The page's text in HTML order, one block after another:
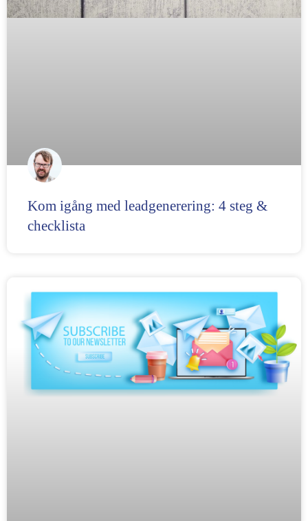
Kom igång med leadgenerering: 4 steg &
checklista